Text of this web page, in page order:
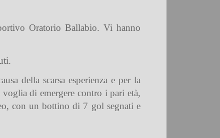
Oratorio Ballabio. Vi hanno
della scarsa esperienza e per la
di emergere contro i pari età,
con un bottino di 7 gol segnati e